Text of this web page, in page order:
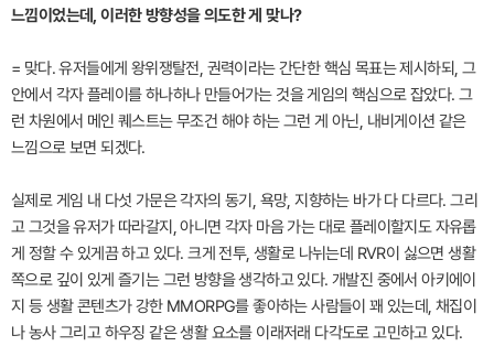
느낌이었는데, 이러한 방향성을 의도한 게 맞나?
= 맞다. 유저들에게 왕위쟁탈전, 권력이라는 간단한 핵심 목표는 제시하되, 그
안에서 각자 플레이를 하나하나 만들어가는 것을 게임의 핵심으로 잡았다. 그
런 차원에서 메인 퀘스트는 무조건 해야 하는 그런 게 아닌, 내비게이션 같은
느낌으로 보면 되겠다.
실제로 게임 내 다섯 가문은 각자의 동기, 욕망, 지향하는 바가 다 다르다. 그리
고 그것을 유저가 따라갈지, 아니면 각자 마음 가는 대로 플레이할지도 자유롭
게 정할 수 있게끔 하고 있다. 크게 전투, 생활로 나뉘는데 RVR이 싫으면 생활
쪽으로 깊이 있게 즐기는 그런 방향을 생각하고 있다. 개발진 중에서 아키에이
지 등 생활 콘텐츠가 강한 MMORPG를 좋아하는 사람들이 꽤 있는데, 채집이
나 농사 그리고 하우징 같은 생활 요소를 이래저래 다각도로 고민하고 있다.